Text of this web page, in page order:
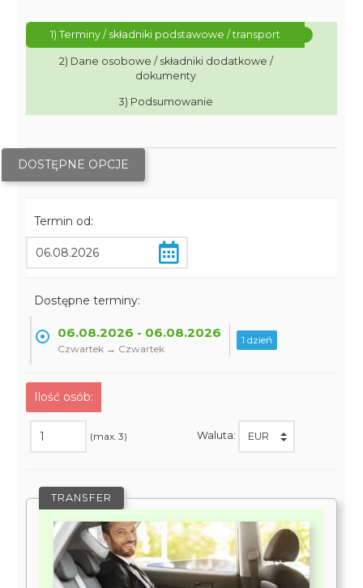
1) Terminy / składniki podstawowe / transport
2) Dane osobowe / składniki dodatkowe /
dokumenty
3) Podsumowanie
DOSTĘPNE OPCJE
Termin od:
Dostępne terminy:
06.08.2026 - 06.08.2026
Czwartek → Czwartek
1 dzień
Ilość osób:
(max. 3) Waluta:
TRANSFER